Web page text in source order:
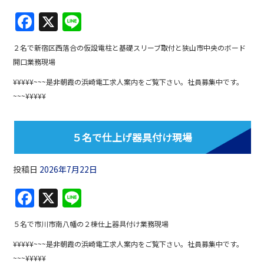
F
a
c
e
b
o
k
X
n
e
２名で新宿区西落合の仮設電柱と基礎スリーブ取付と狭山市中央のボード
開口業務現場
¥¥¥¥¥~~~是非朝霞の浜崎電工求人案内をご覧下さい。社員募集中です。
~~~¥¥¥¥¥
５名で仕上げ器具付け現場
投稿日 2026年7月22日
F
a
c
e
X
n
e
５名で市川市南八幡の２棟仕上器具付け業務現場
¥¥¥¥¥~~~是非朝霞の浜崎電工求人案内をご覧下さい。社員募集中です。
~~~¥¥¥¥¥